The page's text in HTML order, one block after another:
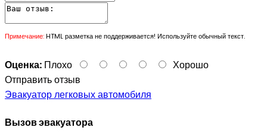
Примечание:HTML разметка не поддерживается! Используйте обычный текст.
Оценка: Плохо
Хорошо
Отправить отзыв
Эвакуатор легковых автомобиля
Вызов эвакуатора